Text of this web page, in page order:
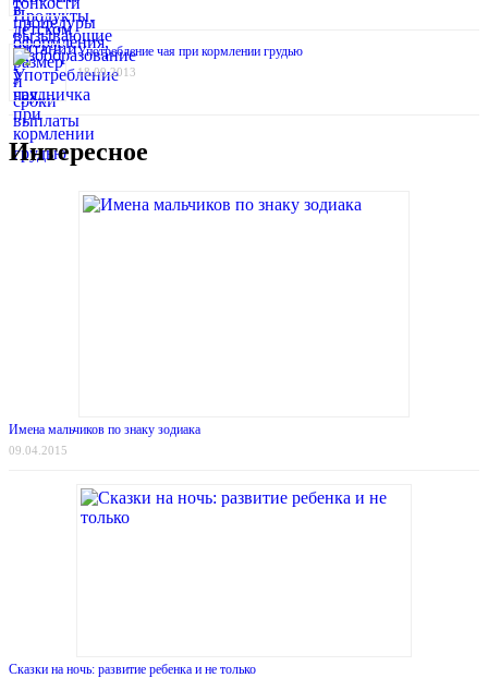
Употребление чая при кормлении грудью
18.09.2013
Интересное
Имена мальчиков по знаку зодиака
09.04.2015
Сказки на ночь: развитие ребенка и не только